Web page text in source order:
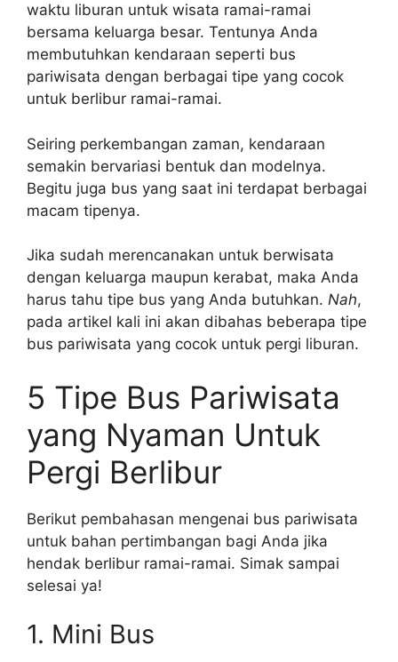
waktu liburan untuk wisata ramai-ramai
bersama keluarga besar. Tentunya Anda
membutuhkan kendaraan seperti bus
pariwisata dengan berbagai tipe yang cocok
untuk berlibur ramai-ramai.
Seiring perkembangan zaman, kendaraan
semakin bervariasi bentuk dan modelnya.
Begitu juga bus yang saat ini terdapat berbagai
macam tipenya.
Jika sudah merencanakan untuk berwisata
dengan keluarga maupun kerabat, maka Anda
harus tahu tipe bus yang Anda butuhkan. Nah,
pada artikel kali ini akan dibahas beberapa tipe
bus pariwisata yang cocok untuk pergi liburan.
5 Tipe Bus Pariwisata
yang Nyaman Untuk
Pergi Berlibur
Berikut pembahasan mengenai bus pariwisata
untuk bahan pertimbangan bagi Anda jika
hendak berlibur ramai-ramai. Simak sampai
selesai ya!
1. Mini Bus